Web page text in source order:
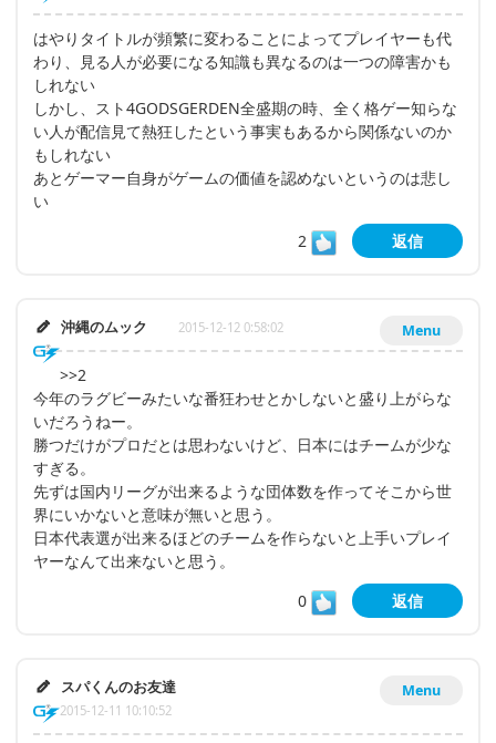
はやりタイトルが頻繁に変わることによってプレイヤーも代
わり、見る人が必要になる知識も異なるのは一つの障害かも
しれない
しかし、スト4GODSGERDEN全盛期の時、全く格ゲー知らな
い人が配信見て熱狂したという事実もあるから関係ないのか
もしれない
あとゲーマー自身がゲームの価値を認めないというのは悲し
い
2
返信
Menu
沖縄のムック 2015-12-12 0:58:02
>>2
今年のラグビーみたいな番狂わせとかしないと盛り上がらな
いだろうねー。
勝つだけがプロだとは思わないけど、日本にはチームが少な
すぎる。
先ずは国内リーグが出来るような団体数を作ってそこから世
界にいかないと意味が無いと思う。
日本代表選が出来るほどのチームを作らないと上手いプレイ
ヤーなんて出来ないと思う。
0
返信
Menu
スパくんのお友達
2015-12-11 10:10:52